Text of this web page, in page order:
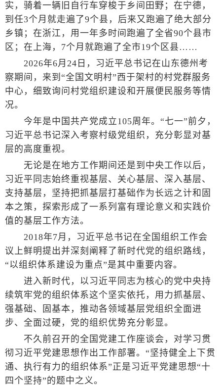
实，骑着一辆旧自行车穿梭于乡间田野；在宁德，
到任3个月就走遍了9个县，后来又跑遍了绝大部分
乡镇；在浙江，用一年多时间跑遍了全省90个县市
区；在上海，7个月就跑遍了全市19个区县……
2026年6月24日，习近平总书记在山东德州考
察期间，来到“全国文明村”西于架村的村党群服务
中心，细致询问村党组织建设和开展便民服务等情
况。
今年是中国共产党成立105周年。“七一”前夕，
习近平总书记深入考察村级党组织，充分彰显对基
层的高度重视。
无论是在地方工作期间还是到中央工作以后，
习近平同志始终重视基层、关心基层、深入基层、
支持基层，坚持把抓基层打基础作为长远之计和固
本之策，探索形成了一系列富有理论意义和实践价
值的基层工作方法。
2018年7月，习近平总书记在全国组织工作会
议上鲜明提出并深刻阐释了新时代党的组织路线，
“以组织体系建设为重点”是其中重要内容。
进入新时代，以习近平同志为核心的党中央持
续筑牢党的组织体系这个坚实依托，用力抓基层、
强基础、固基本，推动各领域基层党组织全面进
步、全面过硬，党的组织优势充分彰显。
不久前召开的全国党建工作座谈会，对学习贯
彻习近平党建思想作出工作部署。“坚持健全上下贯
通、执行有力的组织体系”正是习近平党建思想“十
四个坚持”的题中之义。